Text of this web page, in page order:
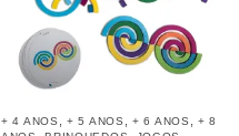
+ 4 ANOS ,+ 5 ANOS ,+ 6 ANOS ,+ 8